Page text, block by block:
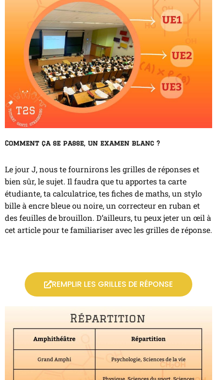
Comment ça se passe, un examen blanc ?
Le jour J, nous te fournirons les grilles de réponses et
bien sûr, le sujet. Il faudra que tu apportes ta carte
étudiante, ta calculatrice, tes fiches de maths, un stylo
bille à encre bleue ou noire, un correcteur en ruban et
des feuilles de brouillon. D’ailleurs, tu peux jeter un œil à
cet article pour te familiariser avec les grilles de réponse.
REMPLIR LES GRILLES DE RÉPONSE